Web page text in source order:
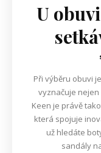
U
Při výběru obuvi
vyznačuje
Keen je právě
která spojuje
už hledáte